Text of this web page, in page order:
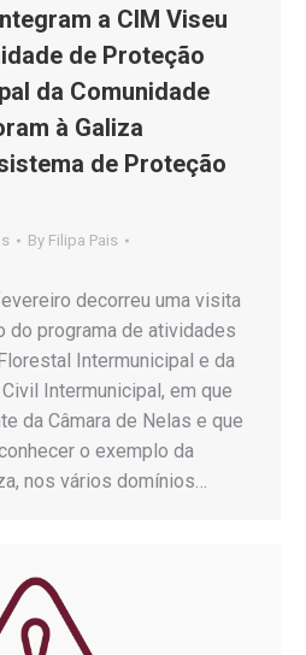
a CIM Viseu
de Proteção
da Comunidade
à Galiza
de Proteção
By Filipa Pais
decorreu uma visita
do programa de atividades
Intermunicipal e da
Intermunicipal, em que
da Câmara de Nelas e que
o exemplo da
nos vários domínios…